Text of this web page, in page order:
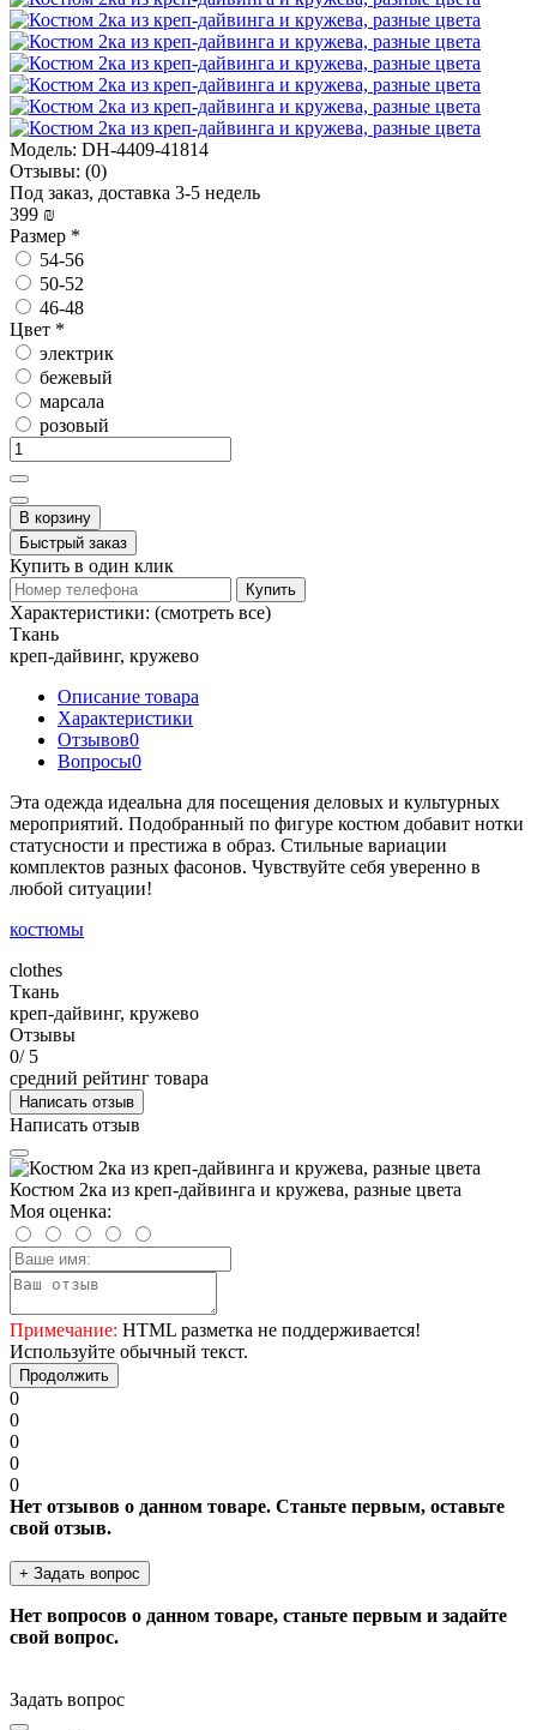
Модель: DH-4409-41814
Отзывы: (0)
Под заказ, доставка 3-5 недель
399 ₪
Размер *
54-56
50-52
46-48
Цвет *
электрик
бежевый
марсала
розовый
В корзину
Быстрый заказ
Купить в один клик
Купить
Характеристики: (смотреть все)
Ткань
креп-дайвинг, кружево
Описание товара
Характеристики
Отзывов0
Вопросы0
Эта одежда идеальна для посещения деловых и культурных
мероприятий. Подобранный по фигуре костюм добавит нотки
статусности и престижа в образ. Стильные вариации
комплектов разных фасонов. Чувствуйте себя уверенно в
любой ситуации!
костюмы
clothes
Ткань
креп-дайвинг, кружево
Отзывы
0/ 5
средний рейтинг товара
Написать отзыв
Написать отзыв
Костюм 2ка из креп-дайвинга и кружева, разные цвета
Моя оценка:
Примечание: HTML разметка не поддерживается!
Используйте обычный текст.
Продолжить
0
0
0
0
0
Нет отзывов о данном товаре. Станьте первым, оставьте
свой отзыв.
+ Задать вопрос
Нет вопросов о данном товаре, станьте первым и задайте
свой вопрос.
Задать вопрос